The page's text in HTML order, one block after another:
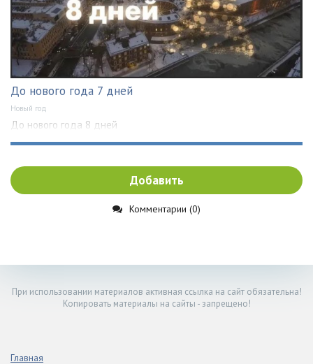
До нового года 7 дней
Новый год
До нового года 8 дней
Добавить
Комментарии (0)
При использовании материалов активная ссылка на сайт обязательна!
Копировать материалы на сайты - запрещено!
Главная